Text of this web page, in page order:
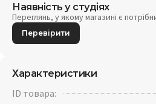
Наявність у студіях
Переглянь, у якому магазині є
Перевірити
Характеристики
ID товара: